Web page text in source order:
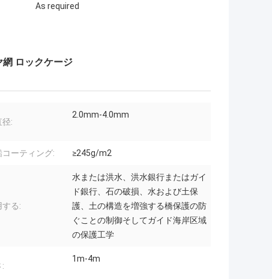
As required
ロックケージ
径:
2.0mm-4.0mm
コーティング: ≥245g/m2
する:
水または洪水、洪水銀行またはガイ
ド銀行、石の破損、水および土保
護、土の構造を増強する橋保護の防
ぐことの制御そしてガイド海岸区域
の保護工学
:
1m-4m